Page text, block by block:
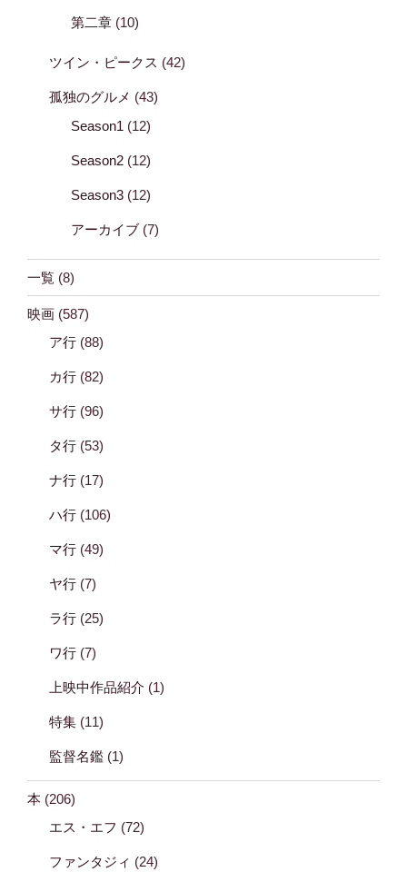
第二章 (10)
ツイン・ピークス (42)
孤独のグルメ (43)
Season1 (12)
Season2 (12)
Season3 (12)
アーカイブ (7)
一覧 (8)
映画 (587)
ア行 (88)
カ行 (82)
サ行 (96)
タ行 (53)
ナ行 (17)
ハ行 (106)
マ行 (49)
ヤ行 (7)
ラ行 (25)
ワ行 (7)
上映中作品紹介 (1)
特集 (11)
監督名鑑 (1)
本 (206)
エス・エフ (72)
ファンタジィ (24)